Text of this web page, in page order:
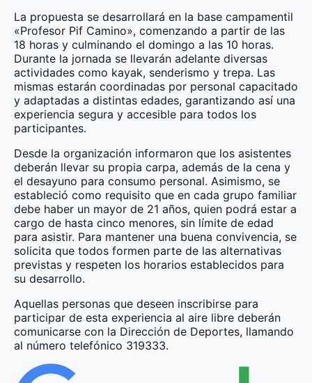
La propuesta se desarrollará en la base campamentil
«Profesor Pif Camino», comenzando a partir de las
18 horas y culminando el domingo a las 10 horas.
Durante la jornada se llevarán adelante diversas
actividades como kayak, senderismo y trepa. Las
mismas estarán coordinadas por personal capacitado
y adaptadas a distintas edades, garantizando así una
experiencia segura y accesible para todos los
participantes.
Desde la organización informaron que los asistentes
deberán llevar su propia carpa, además de la cena y
el desayuno para consumo personal. Asimismo, se
estableció como requisito que en cada grupo familiar
debe haber un mayor de 21 años, quien podrá estar a
cargo de hasta cinco menores, sin límite de edad
para asistir. Para mantener una buena convivencia, se
solicita que todos formen parte de las alternativas
previstas y respeten los horarios establecidos para
su desarrollo.
Aquellas personas que deseen inscribirse para
participar de esta experiencia al aire libre deberán
comunicarse con la Dirección de Deportes, llamando
al número telefónico 319333.